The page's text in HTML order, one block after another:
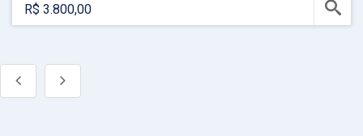
R$ 3.800,00